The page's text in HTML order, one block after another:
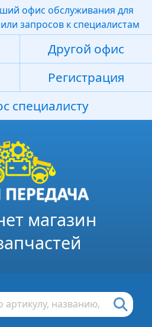
офис обслуживания для
запросов к специалистам
Другой офис
Регистрация
специалисту
магазин